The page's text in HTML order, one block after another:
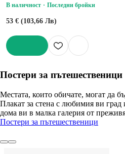
В наличност Последни бройки
53 € (103,66 Лв)
Постери за пътешественици
Местата, които обичате, могат да
Плакат за стена с любимия ви
дома ви в малка галерия от
Постери за пътешественици